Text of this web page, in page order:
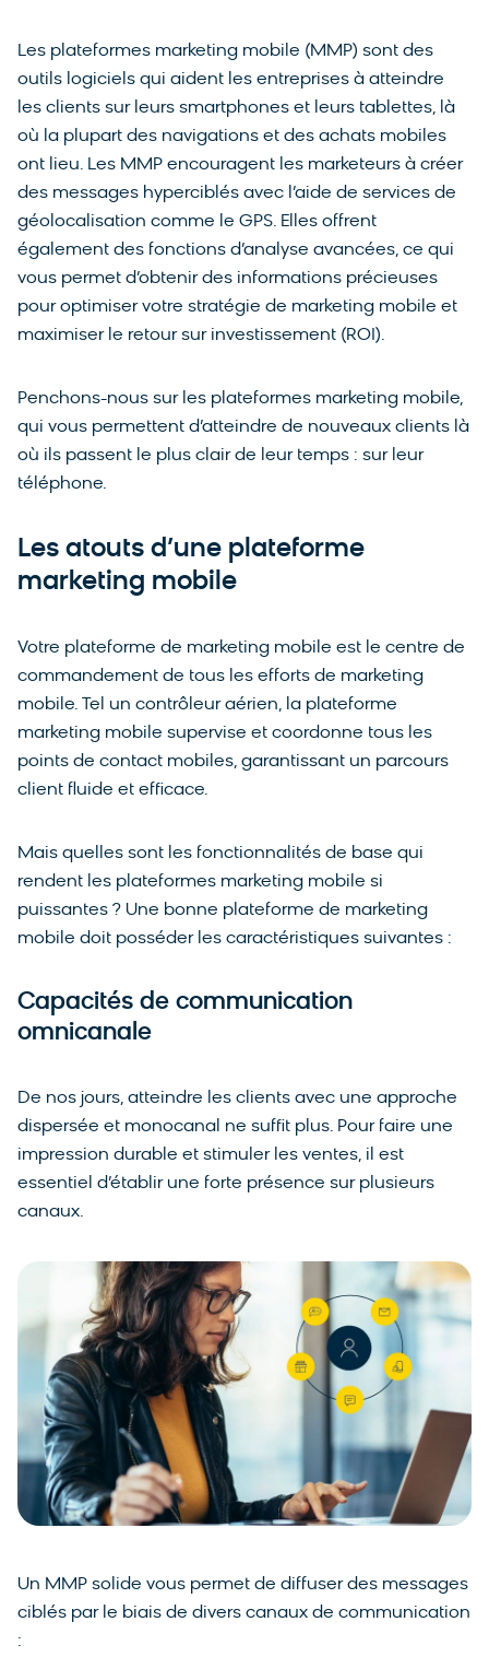
Les plateformes marketing mobile (MMP) sont des
outils logiciels qui aident les entreprises à atteindre
les clients sur leurs smartphones et leurs tablettes, là
où la plupart des navigations et des achats mobiles
ont lieu. Les MMP encouragent les marketeurs à créer
des messages hyperciblés avec l’aide de services de
géolocalisation comme le GPS. Elles offrent
également des fonctions d’analyse avancées, ce qui
vous permet d’obtenir des informations précieuses
pour optimiser votre stratégie de marketing mobile et
maximiser le retour sur investissement (ROI).
Penchons-nous sur les plateformes marketing mobile,
qui vous permettent d’atteindre de nouveaux clients là
où ils passent le plus clair de leur temps : sur leur
téléphone.
Les atouts d’une plateforme
marketing mobile
Votre plateforme de marketing mobile est le centre de
commandement de tous les efforts de marketing
mobile. Tel un contrôleur aérien, la plateforme
marketing mobile supervise et coordonne tous les
points de contact mobiles, garantissant un parcours
client fluide et efficace.
Mais quelles sont les fonctionnalités de base qui
rendent les plateformes marketing mobile si
puissantes ? Une bonne plateforme de marketing
mobile doit posséder les caractéristiques suivantes :
Capacités de communication
omnicanale
De nos jours, atteindre les clients avec une approche
dispersée et monocanal ne suffit plus. Pour faire une
impression durable et stimuler les ventes, il est
essentiel d’établir une forte présence sur plusieurs
canaux.
Un MMP solide vous permet de diffuser des messages
ciblés par le biais de divers canaux de communication
: